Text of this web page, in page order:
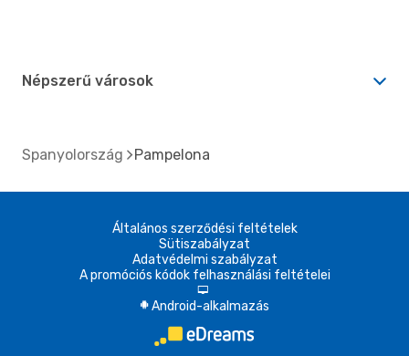
Népszerű városok
Spanyolország Pampelona
Általános szerződési feltételek
Sütiszabályzat
Adatvédelmi szabályzat
A promóciós kódok felhasználási feltételei
d
A Android-alkalmazás